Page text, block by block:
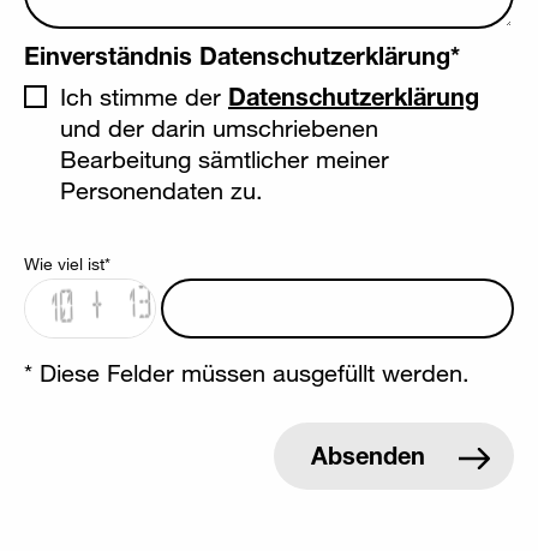
Einverständnis Datenschutzerklärung*
Ich stimme der Datenschutzerklärung
und der darin umschriebenen
Bearbeitung sämtlicher meiner
Personendaten zu.
Wie viel ist*
* Diese Felder müssen ausgefüllt werden.